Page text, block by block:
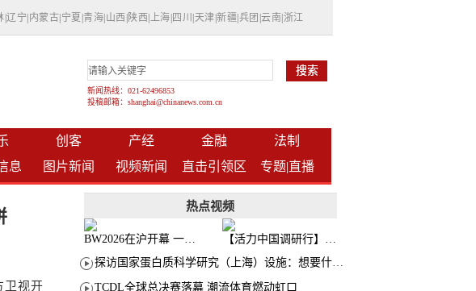
|辽宁 内蒙古 宁夏 青海 山西 陕西 上海 四川 天津 |新疆 兵团 |云南 浙江
新闻热线：021-62496853
投稿邮箱：shanghai@chinanews.com.cn
创客 产经 金融
法制
息 图片新闻 视频新闻 直击引领区 专题|直播
视开
热点视频
BW2026在沪开幕 一众次元品牌集中发布全新企划
【活力中国调研行】上海机器人研究院以技术标准撬动长三角智造协同
探访国家蛋白质科学研究（上海）设施：想要什么蛋白 AI直接设计合成
TCDL全球总决赛落幕 潮流体育燃动虹口